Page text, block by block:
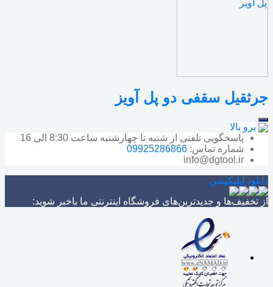
جرثقیل سقفی دو پل آویز
برو بالا
پاسخگویی تلفنی از شنبه تا چهارشنبه ساعت 8:30 الی 16
شماره تماس: 09925286866
info@dgtool.ir
دانلود اپلیکیشن
از تخفیف‌ها و جدیدترین‌های فروشگاه اینترنتی ما باخبر شوید: